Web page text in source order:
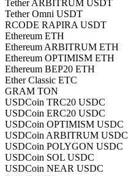
Tether ARBITRUM USDT
Tether Omni USDT
RCODE RAPIRA USDT
Ethereum ETH
Ethereum ARBITRUM ETH
Ethereum OPTIMISM ETH
Ethereum BEP20 ETH
Ether Classic ETC
GRAM TON
USDCoin TRC20 USDC
USDCoin ERC20 USDC
USDCoin OPTIMISM USDC
USDCoin ARBITRUM USDC
USDCoin POLYGON USDC
USDCoin SOL USDC
USDCoin NEAR USDC